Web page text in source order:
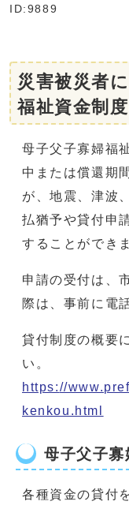
ID:9889
災害被災者
福祉資金制
母子父子寡婦福
中または償還期
が、地震、津波
払猶予や貸付申
することができ
申請の受付は、
際は、事前に電
貸付制度の概要
い。
https://
kenkou.html
母子父子
各種資金の貸付